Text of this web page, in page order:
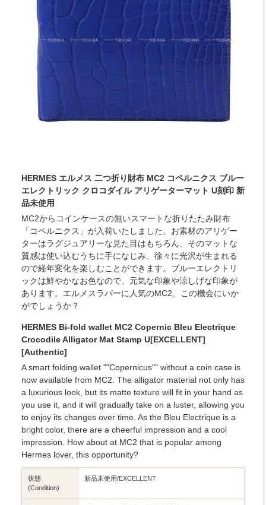
HERMES エルメス 二つ折り財布 MC2 コペルニクス ブルー
エレクトリック クロコダイル アリゲーターマット U刻印 新
品未使用
MC2からコインケースの無いスマートな折りたたみ財布
「コペルニクス」が入荷いたしました。お素材のアリゲー
ターはラグジュアリーな見た目はもちろん、そのマットな
質感は使い込むうちに手になじみ、徐々に光沢が生まれる
ので経年変化を楽しむことができます。ブルーエレクトリ
ックは鮮やかなお色なので、元気な印象や涼しげな印象が
あります。エルメスラバーに人気のMC2、この機会にいか
がでしょうか？
HERMES Bi-fold wallet MC2 Copernic Bleu Electrique
Crocodile Alligator Mat Stamp U[EXCELLENT]
[Authentic]
A smart folding wallet ""Copernicus"" without a coin case is
now available from MC2. The alligator material not only has
a luxurious look, but its matte texture will fit in your hand as
you use it, and it will gradually take on a luster, allowing you
to enjoy its changes over time. As the Bleu Electrique is a
bright color, there are a cheerful impression and a cool
impression. How about at MC2 that is popular among
Hermes lover, this opportunity?
状態
(Condition)
新品未使用/EXCELLENT